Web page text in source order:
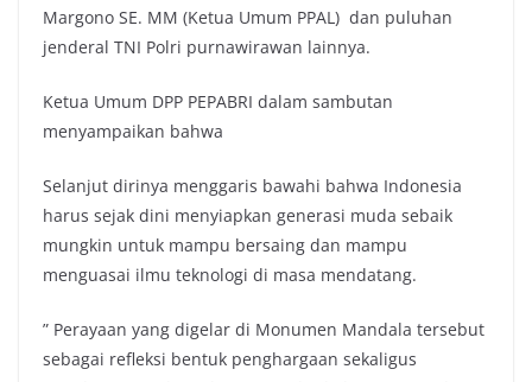
Margono SE. MM (Ketua Umum PPAL) dan puluhan
jenderal TNI Polri purnawirawan lainnya.
Ketua Umum DPP PEPABRI dalam sambutan
menyampaikan bahwa
Selanjut dirinya menggaris bawahi bahwa Indonesia
harus sejak dini menyiapkan generasi muda sebaik
mungkin untuk mampu bersaing dan mampu
menguasai ilmu teknologi di masa mendatang.
” Perayaan yang digelar di Monumen Mandala tersebut
sebagai refleksi bentuk penghargaan sekaligus